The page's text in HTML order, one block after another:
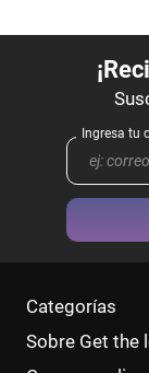
Categorías
Sobre Get the